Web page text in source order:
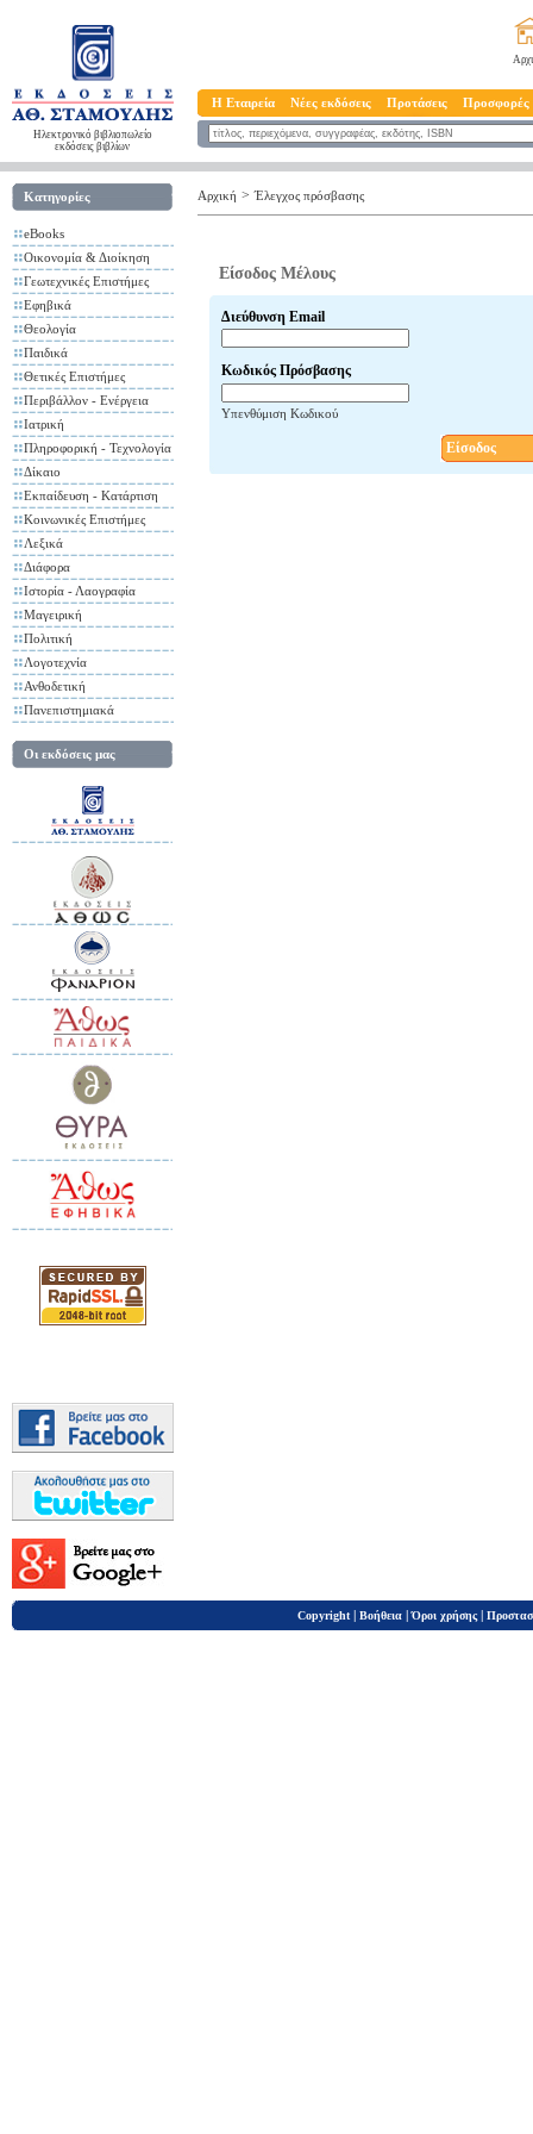
Ηλεκτρονικό βιβλιοπωλείο
εκδόσεις βιβλίων
Η Εταιρεία Νέες εκδόσεις Προτάσεις Προσφορές
Κατηγορίες
eBooks
Οικονομία & Διοίκηση
Γεωτεχνικές Επιστήμες
Εφηβικά
Θεολογία
Παιδικά
Θετικές Επιστήμες
Περιβάλλον - Ενέργεια
Ιατρική
Πληροφορική - Τεχνολογία
Δίκαιο
Εκπαίδευση - Κατάρτιση
Κοινωνικές Επιστήμες
Λεξικά
Διάφορα
Ιστορία - Λαογραφία
Μαγειρική
Πολιτική
Λογοτεχνία
Ανθοδετική
Πανεπιστημιακά
Οι εκδόσεις μας
Αρχική > Έλεγχος πρόσβασης
Είσοδος Μέλους
Διεύθυνση Email
Κωδικός Πρόσβασης
Υπενθύμιση Κωδικού
Είσοδος
Copyright | Βοήθεια |Όροι χρήσης |